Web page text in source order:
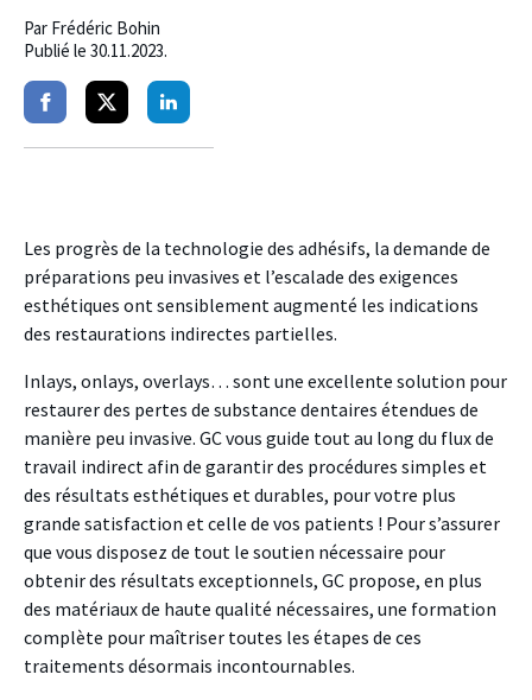
Par Frédéric Bohin
Publié le 30.11.2023.
PartagerPartagerPartager
Les progrès de la technologie des adhésifs, la demande de
préparations peu invasives et l’escalade des exigences
esthétiques ont sensiblement augmenté les indications
des restaurations indirectes partielles.
Inlays, onlays, overlays… sont une excellente solution pour
restaurer des pertes de substance dentaires étendues de
manière peu invasive. GC vous guide tout au long du flux de
travail indirect afin de garantir des procédures simples et
des résultats esthétiques et durables, pour votre plus
grande satisfaction et celle de vos patients ! Pour s’assurer
que vous disposez de tout le soutien nécessaire pour
obtenir des résultats exceptionnels, GC propose, en plus
des matériaux de haute qualité nécessaires, une formation
complète pour maîtriser toutes les étapes de ces
traitements désormais incontournables.